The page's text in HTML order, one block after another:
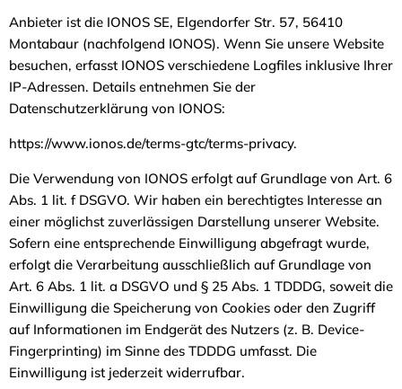
Anbieter ist die IONOS SE, Elgendorfer Str. 57, 56410
Montabaur (nachfolgend IONOS). Wenn Sie unsere Website
besuchen, erfasst IONOS verschiedene Logfiles inklusive Ihrer
IP-Adressen. Details entnehmen Sie der
Datenschutzerklärung von IONOS:
https://www.ionos.de/terms-gtc/terms-privacy.
Die Verwendung von IONOS erfolgt auf Grundlage von Art. 6
Abs. 1 lit. f DSGVO. Wir haben ein berechtigtes Interesse an
einer möglichst zuverlässigen Darstellung unserer Website.
Sofern eine entsprechende Einwilligung abgefragt wurde,
erfolgt die Verarbeitung ausschließlich auf Grundlage von
Art. 6 Abs. 1 lit. a DSGVO und § 25 Abs. 1 TDDDG, soweit die
Einwilligung die Speicherung von Cookies oder den Zugriff
auf Informationen im Endgerät des Nutzers (z. B. Device-
Fingerprinting) im Sinne des TDDDG umfasst. Die
Einwilligung ist jederzeit widerrufbar.